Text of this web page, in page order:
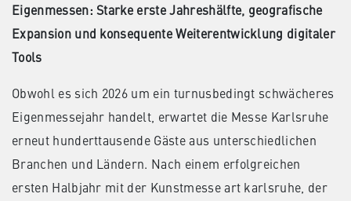
Eigenmessen: Starke erste Jahreshälfte, geografische
Expansion und konsequente Weiterentwicklung digitaler
Tools
Obwohl es sich 2026 um ein turnusbedingt schwächeres
Eigenmessejahr handelt, erwartet die Messe Karlsruhe
erneut hunderttausende Gäste aus unterschiedlichen
Branchen und Ländern. Nach einem erfolgreichen
ersten Halbjahr mit der Kunstmesse art karlsruhe, der